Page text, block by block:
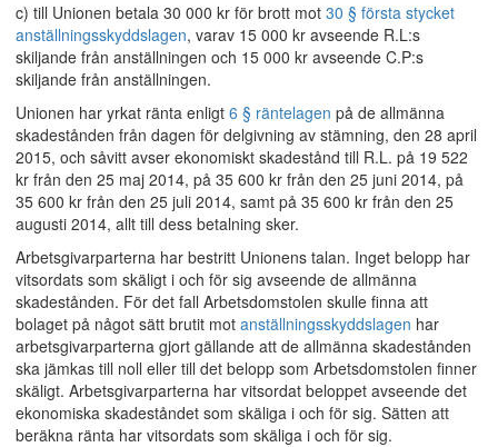
c) till Unionen betala 30 000 kr för brott mot 30 § första stycket
anställningsskyddslagen, varav 15 000 kr avseende R.L:s
skiljande från anställningen och 15 000 kr avseende C.P:s
skiljande från anställningen.
Unionen har yrkat ränta enligt 6 § räntelagen på de allmänna
skadestånden från dagen för delgivning av stämning, den 28 april
2015, och såvitt avser ekonomiskt skadestånd till R.L. på 19 522
kr från den 25 maj 2014, på 35 600 kr från den 25 juni 2014, på
35 600 kr från den 25 juli 2014, samt på 35 600 kr från den 25
augusti 2014, allt till dess betalning sker.
Arbetsgivarparterna har bestritt Unionens talan. Inget belopp har
vitsordats som skäligt i och för sig avseende de allmänna
skadestånden. För det fall Arbetsdomstolen skulle finna att
bolaget på något sätt brutit mot anställningsskyddslagen har
arbetsgivarparterna gjort gällande att de allmänna skadestånden
ska jämkas till noll eller till det belopp som Arbetsdomstolen finner
skäligt. Arbetsgivarparterna har vitsordat beloppet avseende det
ekonomiska skadeståndet som skäliga i och för sig. Sätten att
beräkna ränta har vitsordats som skäliga i och för sig.